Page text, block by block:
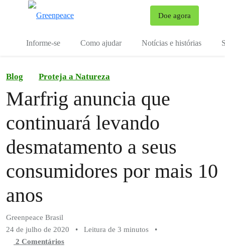
Doe agora
Informe-se Como ajudar Notícias e histórias
Blog Proteja a Natureza
Marfrig anuncia que
continuará levando
desmatamento a seus
consumidores por mais 10
anos
Greenpeace Brasil
24 de julho de 2020
• Leitura de 3 minutos
•
2 Comentários